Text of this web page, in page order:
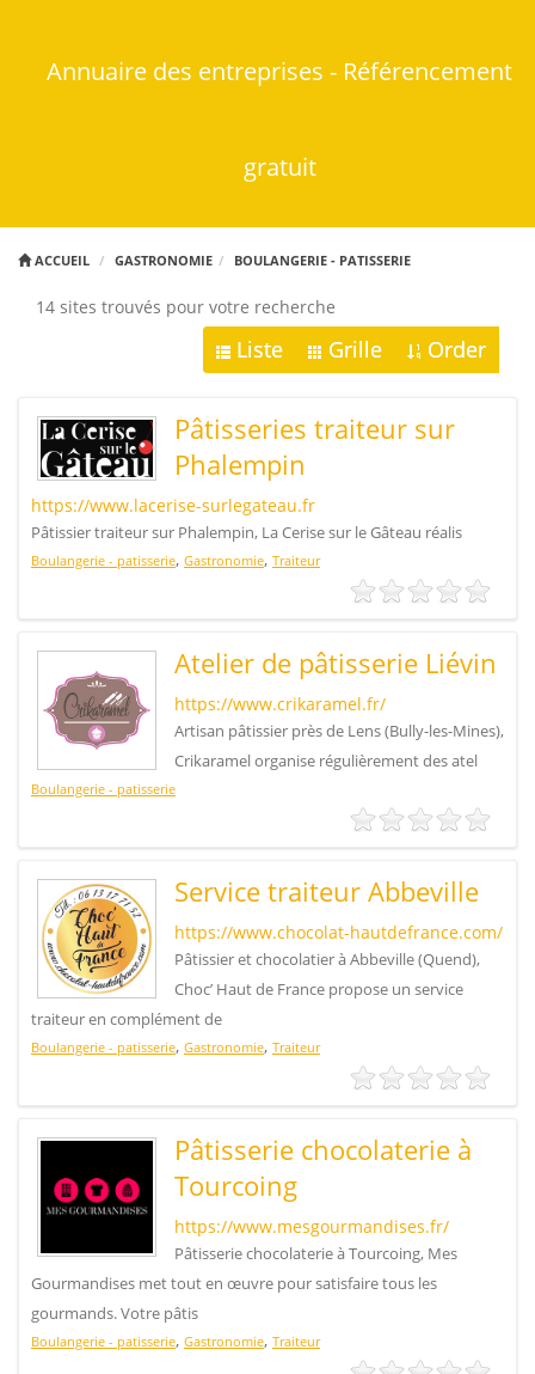
Annuaire des entreprises - Référencement
gratuit
ACCUEIL GASTRONOMIE BOULANGERIE - PATISSERIE
14 sites trouvés pour votre recherche
Liste Grille Order
Pâtisseries traiteur sur
Phalempin
https://www.lacerise-surlegateau.fr
Pâtissier traiteur sur Phalempin, La Cerise sur le Gâteau réalis
Boulangerie - patisserie, Gastronomie, Traiteur
Atelier de pâtisserie Liévin
https://www.crikaramel.fr/
Artisan pâtissier près de Lens (Bully-les-Mines),
Crikaramel organise régulièrement des atel
Boulangerie - patisserie
Service traiteur Abbeville
https://www.chocolat-hautdefrance.com/
Pâtissier et chocolatier à Abbeville (Quend),
Choc’ Haut de France propose un service
traiteur en complément de
Boulangerie - patisserie, Gastronomie, Traiteur
Pâtisserie chocolaterie à
Tourcoing
https://www.mesgourmandises.fr/
Pâtisserie chocolaterie à Tourcoing, Mes
Gourmandises met tout en œuvre pour satisfaire tous les
gourmands. Votre pâtis
Boulangerie - patisserie, Gastronomie, Traiteur